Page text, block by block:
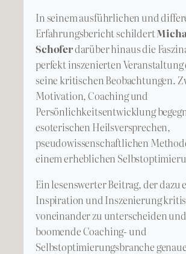
In seinem ausführlichen und
Erfahrungsbericht schildert
Schoferdarüber hinaus die
perfekt inszenierten Veranstaltung
seine kritischen Beobachtungen.
Motivation, Coaching und
Persönlichkeitsentwicklung
esoterischen Heilsversprechen,
pseudowissenschaftlichen
einem erheblichen
Ein lesenswerter Beitrag, der dazu
Inspiration und Inszenierung
voneinander zu unterscheiden
boomende Coaching- und
Selbstoptimierungsbranche